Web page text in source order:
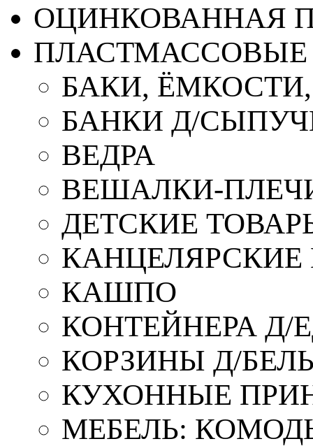
ОЦИНКОВАННАЯ
ПЛАСТМАССОВЫЕ
БАКИ,
БАНКИ Д/
ВЕДРА
ВЕШАЛКИ-
ДЕТСКИЕ
КАШПО
КОНТЕЙНЕРА Д/
КОРЗИНЫ Д/
КУХОННЫЕ
МЕБЕЛЬ: